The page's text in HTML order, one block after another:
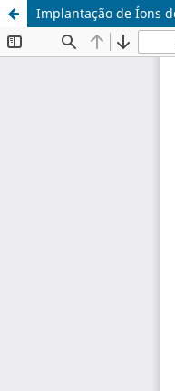
Implantação de Íons